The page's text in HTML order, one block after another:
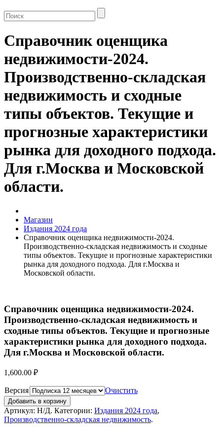
Справочник оценщика
недвижимости-2024.
Производственно-складская
недвижимость и сходные
типы объектов. Текущие и
прогнозные характеристики
рынка для доходного подхода.
Для г.Москва и Московской
области.
Магазин
Издания 2024 года
Справочник оценщика недвижимости-2024.
Производственно-складская недвижимость и сходные
типы объектов. Текущие и прогнозные характеристики
рынка для доходного подхода. Для г.Москва и
Московской области.
Справочник оценщика недвижимости-2024.
Производственно-складская недвижимость и
сходные типы объектов. Текущие и прогнозные
характеристики рынка для доходного подхода.
Для г.Москва и Московской области.
1,600.00 ₽
Версия Очистить
Добавить в корзину
Артикул: Н/Д. Категории: Издания 2024 года,
Производственно-складская недвижимость.